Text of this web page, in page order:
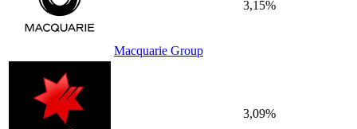
Macquarie Group
3,15%
3,09%